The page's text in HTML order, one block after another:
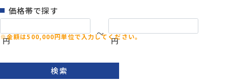
価格帯で探す
円
～
円
検索